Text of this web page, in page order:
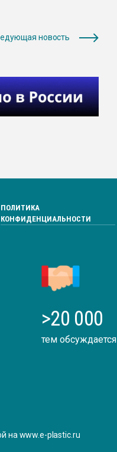
новость
ПОЛИТИКА
КОНФИДЕНЦИАЛЬНОСТИ
>20 000
тем обсуждается
на www.e-plastic.ru